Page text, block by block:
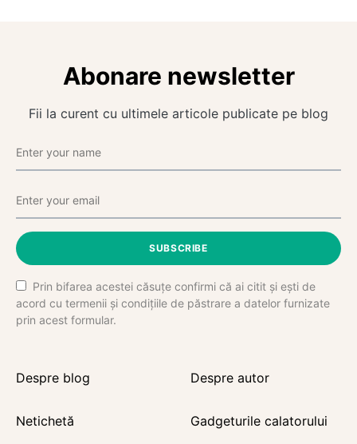
Abonare newsletter
Fii la curent cu ultimele articole publicate pe blog
SUBSCRIBE
Prin bifarea acestei căsuțe confirmi că ai citit și ești de
acord cu termenii și condițiile de păstrare a datelor furnizate
prin acest formular.
Despre blog Despre autor
Netichetă Gadgeturile calatorului